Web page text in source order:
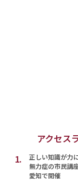
アクセス
1.
正しい知識が力
無力症の市民講
愛知で開催